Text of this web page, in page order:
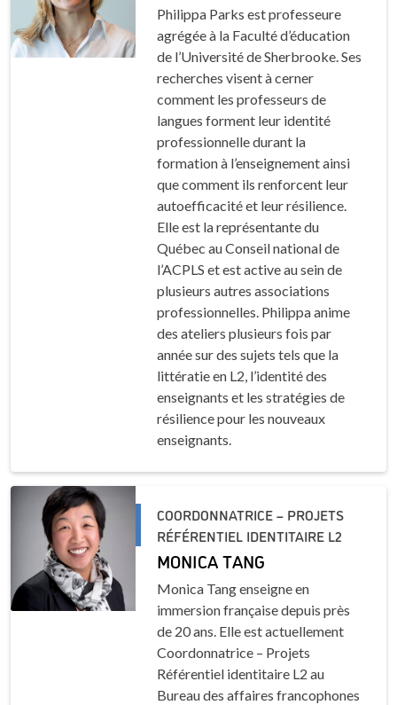
Philippa Parks est professeure
agrégée à la Faculté d’éducation
de l’Université de Sherbrooke. Ses
recherches visent à cerner
comment les professeurs de
langues forment leur identité
professionnelle durant la
formation à l’enseignement ainsi
que comment ils renforcent leur
autoefficacité et leur résilience.
Elle est la représentante du
Québec au Conseil national de
l’ACPLS et est active au sein de
plusieurs autres associations
professionnelles. Philippa anime
des ateliers plusieurs fois par
année sur des sujets tels que la
littératie en L2, l’identité des
enseignants et les stratégies de
résilience pour les nouveaux
enseignants.
COORDONNATRICE – PROJETS
RÉFÉRENTIEL IDENTITAIRE L2
MONICA TANG
Monica Tang enseigne en
immersion française depuis près
de 20 ans. Elle est actuellement
Coordonnatrice – Projets
Référentiel identitaire L2 au
Bureau des affaires francophones